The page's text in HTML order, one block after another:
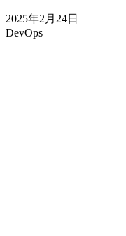
2025年2月24日
DevOps